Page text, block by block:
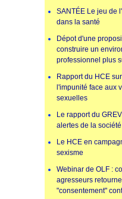
SANTÉE Le jeu de
dans la santé
Dépot d'une
construire un
professionnel plus
Rapport du HCE
l'impunité face aux
sexuelles
Le rapport du
alertes de la
Le HCE en
sexisme
Webinar de OLF :
agresseurs
"consentement"